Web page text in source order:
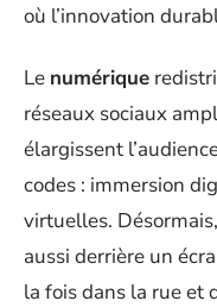
où l’innovation
Le numérique
réseaux sociaux
élargissent
codes : immersion
virtuelles. Désormais,
aussi derrière un
la fois dans la rue et